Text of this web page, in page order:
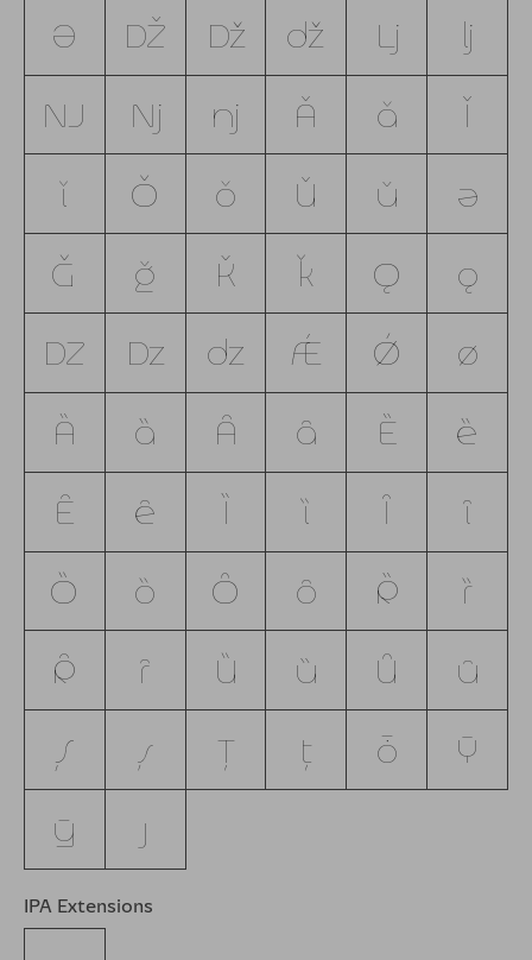
Ə Ǆ ǅ ǆ ǈ
ǉ
Ǌ
ǋ ǌ Ǎ ǎ
Ǐ
ǐ
Ǒ ǒ Ǔ ǔ
ǝ
Ǧ
ǧ Ǩ ǩ Ǫ
ǫ
Ǳ
ǲ ǳ Ǽ Ǿ
ǿ
Ȁ
ȁ Ȃ ȃ Ȅ
ȅ
Ȇ
ȇ Ȉ ȉ Ȋ
ȋ
Ȍ
ȍ Ȏ ȏ Ȑ
ȑ
Ȓ
ȓ Ȕ ȕ Ȗ
ȗ
Ș
ș Ț ț ȱ
Ȳ
ȳ
ȷ
IPA Extensions